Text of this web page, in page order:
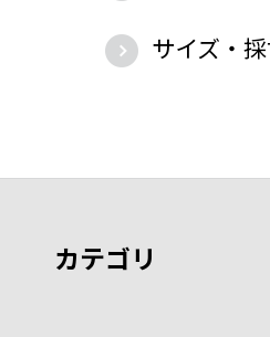
サイズ・
カテゴリ